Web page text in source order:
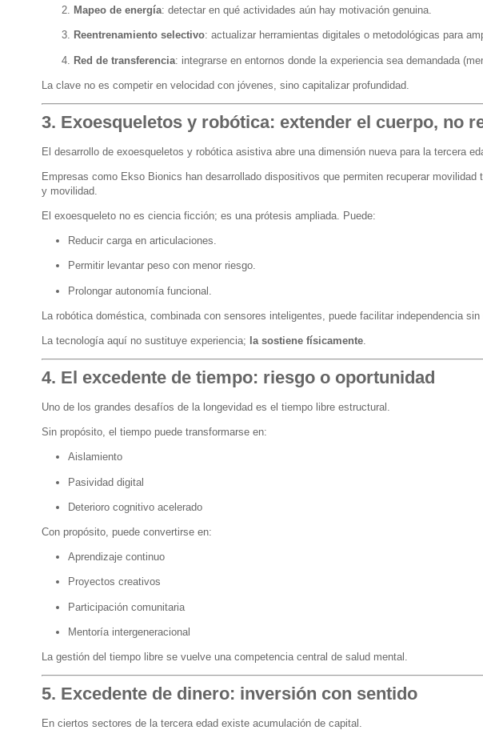
Mapeo de energía: detectar en qué actividades aún hay motivación genuina.
Reentrenamiento selectivo: actualizar herramientas digitales o metodológicas para
Red de transferencia: integrarse en entornos donde la experiencia sea demandada
La clave no es competir en velocidad con jóvenes, sino capitalizar profundidad.
3. Exoesqueletos y robótica: extender el cuerpo, no
El desarrollo de exoesqueletos y robótica asistiva abre una dimensión nueva para la tercera
Empresas como Ekso Bionics han desarrollado dispositivos que permiten recuperar movilidad
y movilidad.
El exoesqueleto no es ciencia ficción; es una prótesis ampliada. Puede:
Reducir carga en articulaciones.
Permitir levantar peso con menor riesgo.
Prolongar autonomía funcional.
La robótica doméstica, combinada con sensores inteligentes, puede facilitar independencia
La tecnología aquí no sustituye experiencia; la sostiene físicamente.
4. El excedente de tiempo: riesgo o oportunidad
Uno de los grandes desafíos de la longevidad es el tiempo libre estructural.
Sin propósito, el tiempo puede transformarse en:
Aislamiento
Pasividad digital
Deterioro cognitivo acelerado
Con propósito, puede convertirse en:
Aprendizaje continuo
Proyectos creativos
Participación comunitaria
Mentoría intergeneracional
La gestión del tiempo libre se vuelve una competencia central de salud mental.
5. Excedente de dinero: inversión con sentido
En ciertos sectores de la tercera edad existe acumulación de capital.